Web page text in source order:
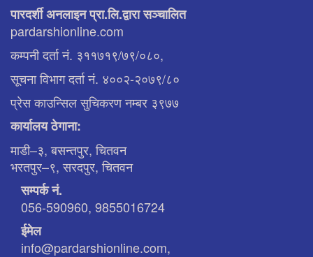
पारदर्शी अनलाइन प्रा.लि.द्वारा सञ्चालित
pardarshionline.com
कम्पनी दर्ता नं. ३११७१९/७९/०८०,
सूचना विभाग दर्ता नं. ४००२-२०७९/८०
प्रेस काउन्सिल सुचिकरण नम्बर ३९७७
कार्यालय ठेगाना:
माडी–३, बसन्तपुर, चितवन
भरतपुर–९, सरदपुर, चितवन
सम्पर्क नं.
056-590960, 9855016724
ईमेल
info@pardarshionline.com,